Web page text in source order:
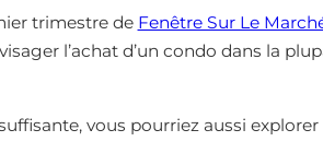
trimestre de Fenêtre Sur Le
l’achat d’un condo dans la
vous pourriez aussi